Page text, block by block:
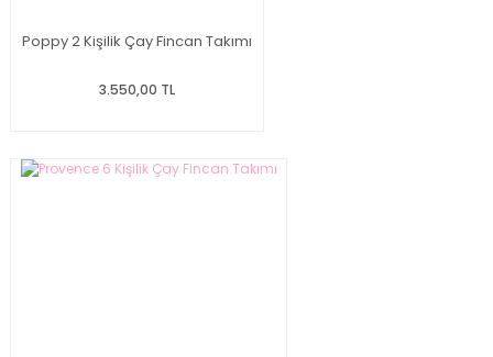
Poppy 2 Kişilik Çay Fincan Takımı
3.550,00 TL